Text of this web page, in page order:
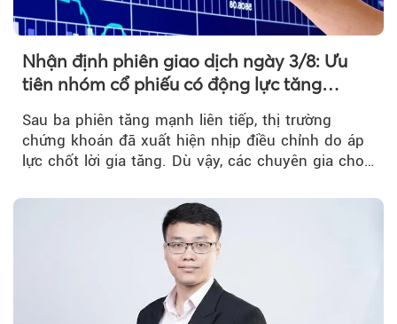
Nhận định phiên giao dịch ngày 3/8: Ưu
tiên nhóm cổ phiếu có động lực tăng
Sau ba phiên tăng mạnh liên tiếp, thị trường
chứng khoán đã xuất hiện nhịp điều chỉnh do áp
lực chốt lời gia tăng. Dù vậy, các chuyên gia cho